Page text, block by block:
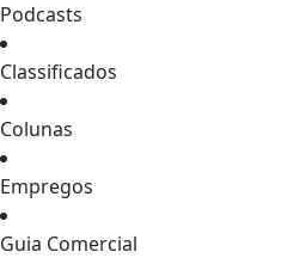
Podcasts
Classificados
Colunas
Empregos
Guia Comercial